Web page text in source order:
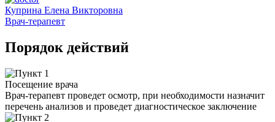
Куприна Елена Викторовна
Врач-терапевт
Порядок действий
Посещение врача
Врач-терапевт проведет осмотр, при необходимости назначит
перечень анализов и проведет диагностическое заключение